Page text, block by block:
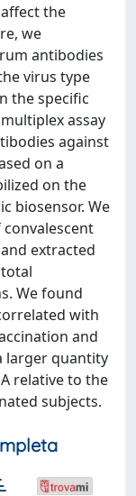
the
we
antibodies
virus type
the specific
assay
against
on a
on the
biosensor. We
extracted
We found
with
and
larger quantity
relative to the
subjects.